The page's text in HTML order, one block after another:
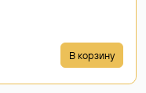
В корзину